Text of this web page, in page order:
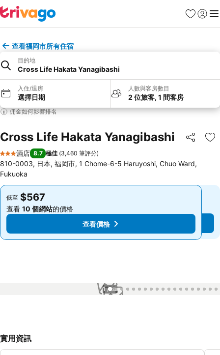
收藏夾
登入 選
查看福岡市所有住宿
目的地
Cross Life Hakata Yanagibashi
入住/退房
選擇日期
人數與客房數目
2 位旅客, 1 間客房
佣金如何影響排名
Cross Life Hakata Yanagibashi 分享
放
3 星級
酒店 8.7 極佳 (3,460 筆評分)
810-0003, 日本, 福岡市, 1 Chome-6-5 Haruyoshi, Chuo Ward,
Fukuoka
低至 $567
查看 10 個網站的價格
查看價格
低至 $567
查看 10 個網站的價格
查看價格
1 / 85
實用資訊